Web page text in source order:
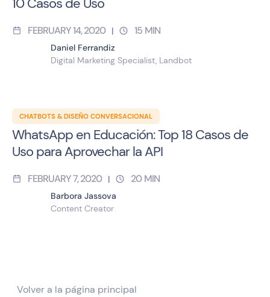
10 Casos de Uso
FEBRUARY 14, 2020 | 15 MIN
Daniel Ferrandiz
Digital Marketing Specialist, Landbot
CHATBOTS & DISEÑO CONVERSACIONAL
WhatsApp en Educación: Top 18 Casos de
Uso para Aprovechar la API
FEBRUARY 7, 2020 | 20 MIN
Barbora Jassova
Content Creator
Volver a la página principal